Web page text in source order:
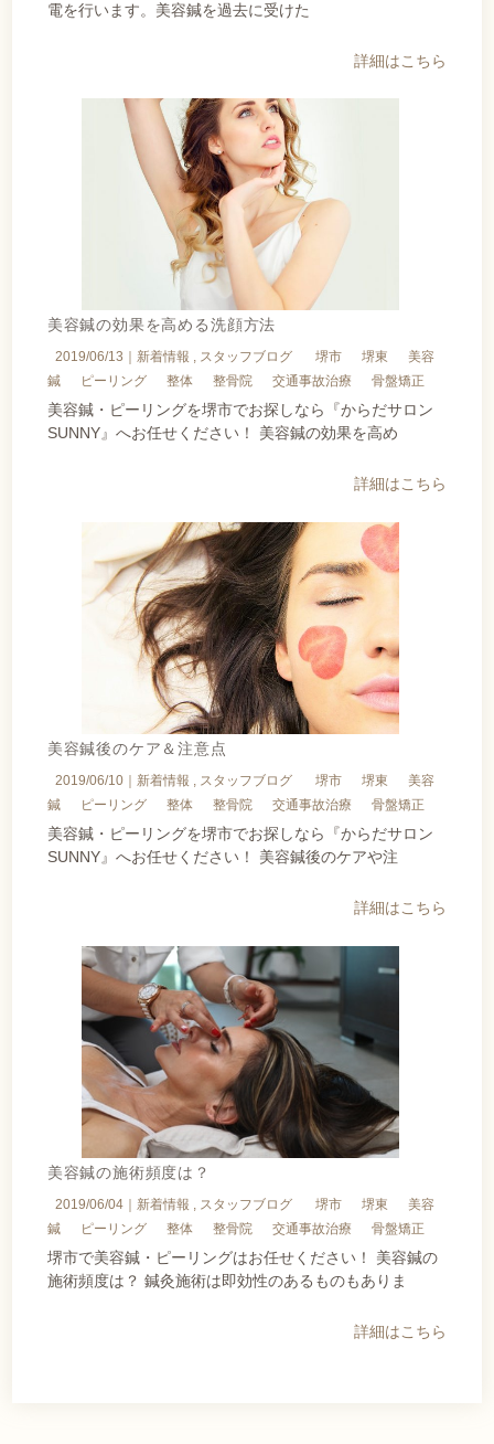
電を行います。美容鍼を過去に受けた
詳細はこちら
美容鍼の効果を高める洗顔方法
2019/06/13｜ 新着情報 スタッフブログ 堺市 堺東
美容
鍼
ピーリング 整体 整骨院 交通事故治療 骨盤矯正
美容鍼・ピーリングを堺市でお探しなら『からだサロン
SUNNY』へお任せください！ 美容鍼の効果を高め
詳細はこちら
美容鍼後のケア＆注意点
2019/06/10｜ 新着情報 スタッフブログ 堺市 堺東
美容
鍼
ピーリング 整体 整骨院 交通事故治療 骨盤矯正
美容鍼・ピーリングを堺市でお探しなら『からだサロン
SUNNY』へお任せください！ 美容鍼後のケアや注
詳細はこちら
美容鍼の施術頻度は？
2019/06/04｜ 新着情報 スタッフブログ 堺市 堺東
美容
鍼
ピーリング 整体 整骨院 交通事故治療 骨盤矯正
堺市で美容鍼・ピーリングはお任せください！ 美容鍼の
施術頻度は？ 鍼灸施術は即効性のあるものもありま
詳細はこちら